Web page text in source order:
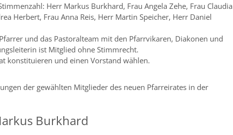
Herr Markus Burkhard, Frau Angela Zehe, Frau Claudia
Herbert, Frau Anna Reis, Herr Martin Speicher, Herr Daniel
und das Pastoralteam mit den Pfarrvikaren, Diakonen und
ist Mitglied ohne Stimmrecht.
konstituieren und einen Vorstand wählen.
der gewählten Mitglieder des neuen Pfarreirates in der
Burkhard